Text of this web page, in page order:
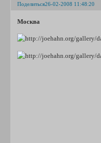
Поделиться26-02-2008 11:48:20
Москва